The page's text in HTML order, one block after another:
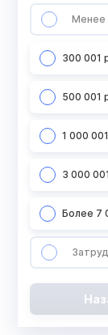
Менее
300 001
500 001
1 000
3 000
Более 7